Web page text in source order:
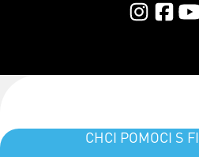
CHCI POMOCI S